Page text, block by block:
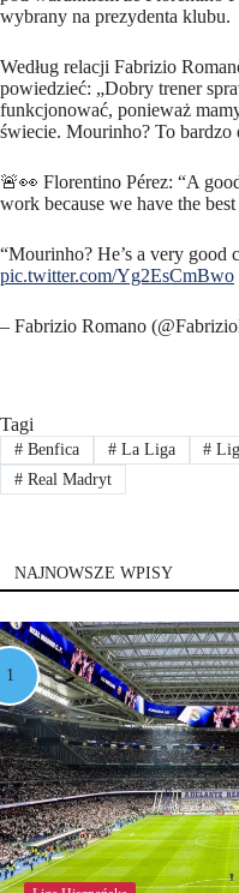
wybrany na prezydenta klubu.
Według relacji Fabrizio
powiedzieć: „Dobry trener
funkcjonować, ponieważ
świecie. Mourinho? To bardzo
🚨👀 Florentino Pérez: “A
work because we have the
“Mourinho? He’s a very good
pic.twitter.com/Yg2EsCmBwo
– Fabrizio Romano
Tagi
#Benfica #La Liga #
#Real Madryt
NAJNOWSZE WPISY